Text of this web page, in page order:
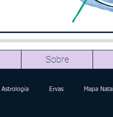
Sobre
Astrologia Ervas Mapa Natal